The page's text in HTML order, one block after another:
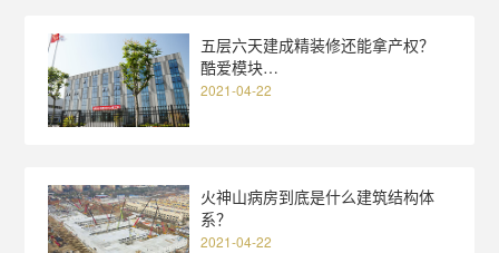
五层六天建成精装修还能拿产权？
酷爱模块…
2021-04-22
火神山病房到底是什么建筑结构体
系？
2021-04-22